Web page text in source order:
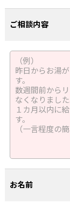
ご相談内容
お名前